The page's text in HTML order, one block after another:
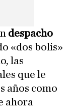
despacho
«dos bolis»
las
que le
años como
ahora